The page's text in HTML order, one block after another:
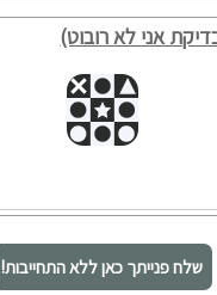
אני לא רובוט)
שלח פנייתך כאן ללא התחייבות!